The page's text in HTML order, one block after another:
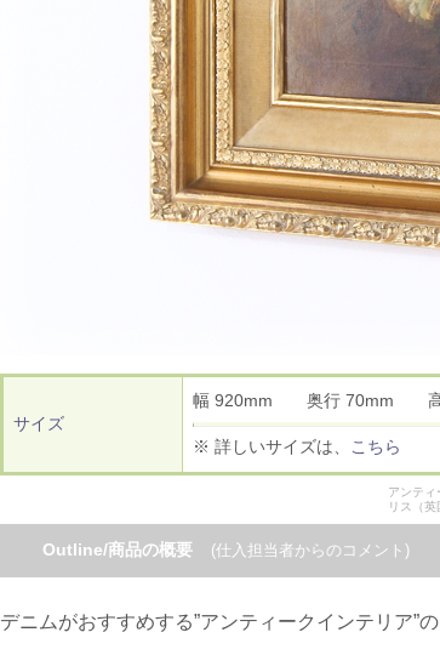
サイズ
幅 920mm 奥行 70mm
※ 詳しいサイズは、 こちら
アンテ
リス（
Outline/商品の概要 (仕入担当者からのコメント)
デニムがおすすめする”アンティークインテリア”